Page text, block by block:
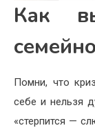
Как
Помни, что
себе и нельзя
«стерпится —